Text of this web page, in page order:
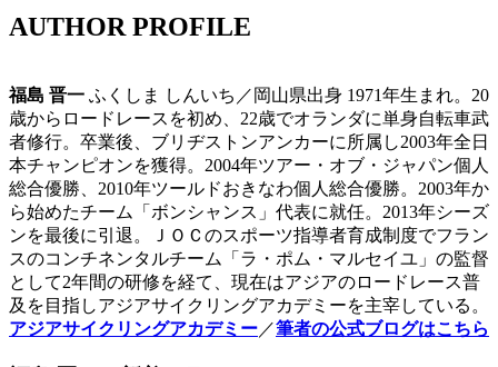
AUTHOR PROFILE
福島 晋一 ふくしま しんいち／岡山県出身 1971年生まれ。20
歳からロードレースを初め、22歳でオランダに単身自転車武
者修行。卒業後、ブリヂストンアンカーに所属し2003年全日
本チャンピオンを獲得。2004年ツアー・オブ・ジャパン個人
総合優勝、2010年ツールドおきなわ個人総合優勝。2003年か
ら始めたチーム「ボンシャンス」代表に就任。2013年シーズ
ンを最後に引退。ＪＯＣのスポーツ指導者育成制度でフラン
スのコンチネンタルチーム「ラ・ポム・マルセイユ」の監督
として2年間の研修を経て、現在はアジアのロードレース普
及を目指しアジアサイクリングアカデミーを主宰している。
アジアサイクリングアカデミー／筆者の公式ブログはこちら